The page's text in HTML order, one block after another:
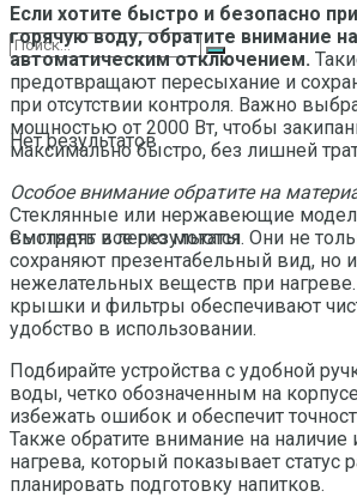
Нет результатов
Смотреть все результаты
Если хотите быстро и безопасно
горячую воду, обратите внимание
автоматическим отключением.
предотвращают пересыхание и
при отсутствии контроля. Важно
мощностью от 2000 Вт, чтобы
максимально быстро, без лишней
Особое внимание обратите на
Стеклянные или нержавеющие
выглядят и легко моются. Они не
сохраняют презентабельный вид, но
нежелательных веществ при
крышки и фильтры обеспечивают
удобство в использовании.
Подбирайте устройства с удобной
воды, четко обозначенным на
избежать ошибок и обеспечит
Также обратите внимание на наличие
нагрева, который показывает статус
планировать подготовку напитков.